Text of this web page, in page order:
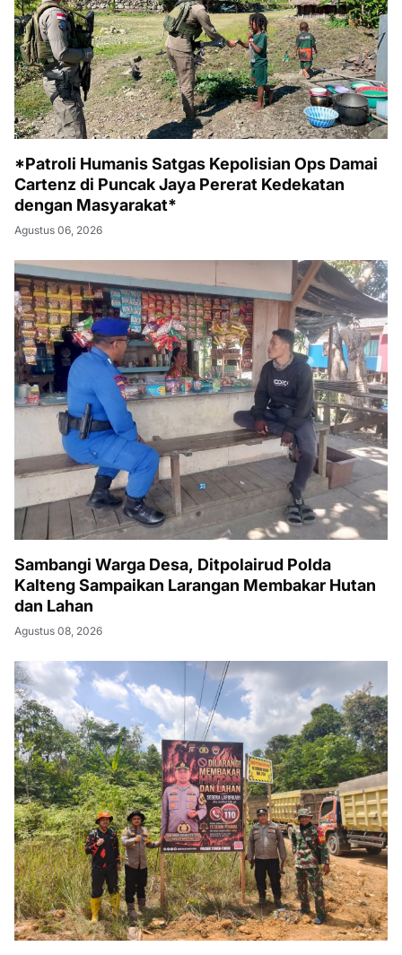
*Patroli Humanis Satgas Kepolisian Ops Damai
Cartenz di Puncak Jaya Pererat Kedekatan
dengan Masyarakat*
Agustus 06, 2026
Sambangi Warga Desa, Ditpolairud Polda
Kalteng Sampaikan Larangan Membakar Hutan
dan Lahan
Agustus 08, 2026